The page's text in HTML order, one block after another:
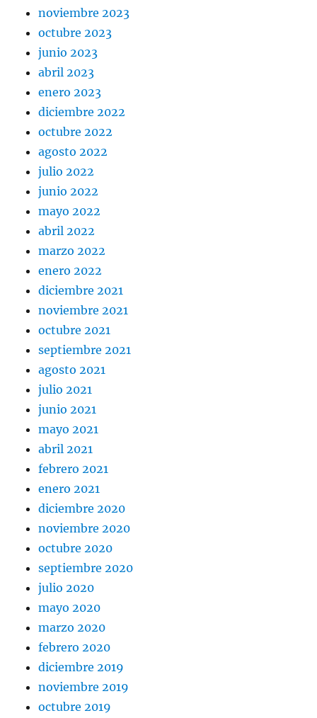
noviembre 2023
octubre 2023
junio 2023
abril 2023
enero 2023
diciembre 2022
octubre 2022
agosto 2022
julio 2022
junio 2022
mayo 2022
abril 2022
marzo 2022
enero 2022
diciembre 2021
noviembre 2021
octubre 2021
septiembre 2021
agosto 2021
julio 2021
junio 2021
mayo 2021
abril 2021
febrero 2021
enero 2021
diciembre 2020
noviembre 2020
octubre 2020
septiembre 2020
julio 2020
mayo 2020
marzo 2020
febrero 2020
diciembre 2019
noviembre 2019
octubre 2019